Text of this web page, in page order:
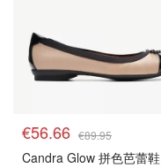
€56.66 €89.95
Candra Glow 拼色芭蕾鞋